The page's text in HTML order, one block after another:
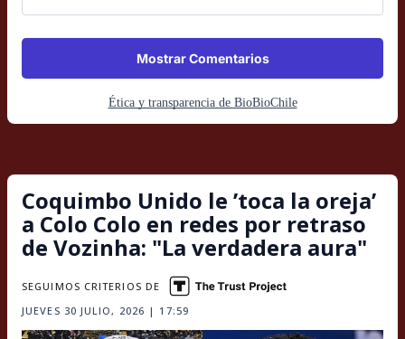
Mostrar Comentarios
Ética y transparencia de BioBioChile
Coquimbo Unido le ’toca la oreja’
a Colo Colo en redes por retraso
de Vozinha: "La verdadera aura"
JUEVES 30 JULIO, 2026 | 17:59
SEGUIMOS CRITERIOS DE